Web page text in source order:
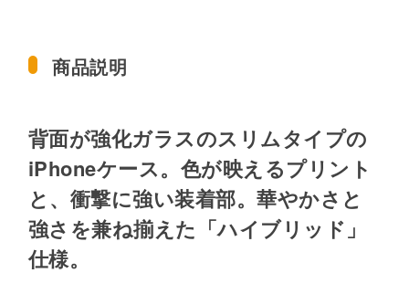
商品説明
背面が強化ガラスのスリムタイプの
iPhoneケース。色が映えるプリント
と、衝撃に強い装着部。華やかさと
強さを兼ね揃えた「ハイブリッド」
仕様。